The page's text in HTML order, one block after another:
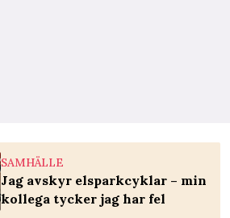
SAMHÄLLE
Jag avskyr elsparkcyklar – min
kollega tycker jag har fel